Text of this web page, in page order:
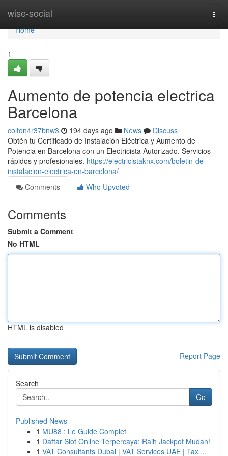
wise-social
Home
Home
1
Aumento de potencia electrica
Barcelona
colton4r37bnw3 194 days ago News
Discuss
Obtén tu Certificado de Instalación Eléctrica y Aumento de
Potencia en Barcelona con un Electricista Autorizado. Servicios
rápidos y profesionales. https://electricistaknx.com/boletin-de-
instalacion-electrica-en-barcelona/
Comments
Who Upvoted
Comments
Submit a Comment
No HTML
HTML is disabled
Report Page
Search
Go
Published News
1 MU88 : Le Guide Complet
1 Daftar Slot Online Terpercaya: Raih Jackpot Mudah!
1 VAT Consultants Dubai | VAT Services UAE | Tax ...